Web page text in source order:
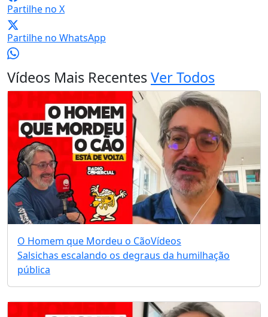
Partilhe no X
Partilhe no WhatsApp
Vídeos Mais RecentesVer Todos
O Homem que Mordeu o CãoVídeos
Salsichas escalando os degraus da humilhação
pública